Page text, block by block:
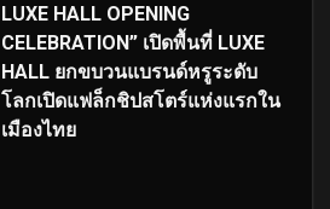
LUXE HALL OPENING
CELEBRATION” เปิดพื้นที่ LUXE
HALL ยกขบวนแบรนด์หรูระดับ
โลกเปิดแฟล็กชิปสโตร์แห่งแรกใน
เมืองไทย